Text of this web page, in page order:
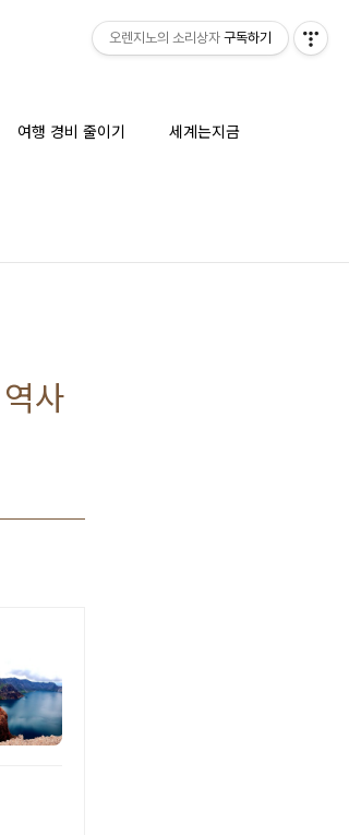
여행 경비 줄이기 세계는지금
사
오렌지노의 소리상자 구독하기